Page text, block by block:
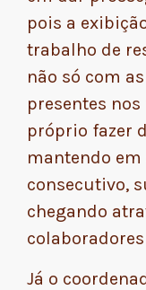
pois a
trabalho de
não só com
presentes
próprio fazer
mantendo
consecutivo,
chegando
Já o